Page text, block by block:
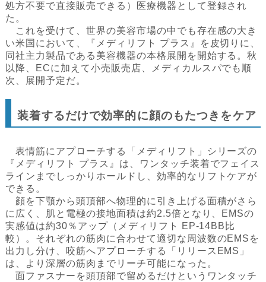
処方不要で直接販売できる）医療機器として登録され
た。
これを受けて、世界の美容市場の中でも存在感の大き
い米国において、『メディリフト プラス』を皮切りに、
同社主力製品である美容機器の本格展開を開始する。秋
以降、ECに加えて小売販売店、メディカルスパでも順
次、展開予定だ。
装着するだけで効率的に顔のもたつきをケア
表情筋にアプローチする「メディリフト」シリーズの
『メディリフト プラス』は、ワンタッチ装着でフェイス
ラインまでしっかりホールドし、効率的なリフトケアが
できる。
顔を下顎から頭頂部へ物理的に引き上げる面積がさら
に広く、肌と電極の接地面積は約2.5倍となり、EMSの
実感値は約30％アップ（メディリフト EP-14BB比
較）。それぞれの筋肉に合わせて適切な周波数のEMSを
出力し分け、咬筋へアプローチする「リリースEMS」
は、より深層の筋肉までリーチ可能になった。
面ファスナーを頭頂部で留めるだけというワンタッチ